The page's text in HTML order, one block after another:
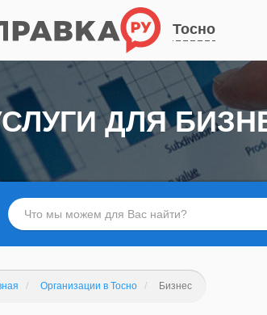
Тосно
ДЛЯ
Организации в Тосно Бизнес